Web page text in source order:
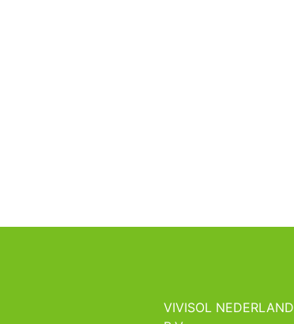
VIVISOL NEDERLAND